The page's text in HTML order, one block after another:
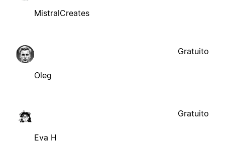
MistralCreates
Oleg
Gratuito
Eva H
Gratuito